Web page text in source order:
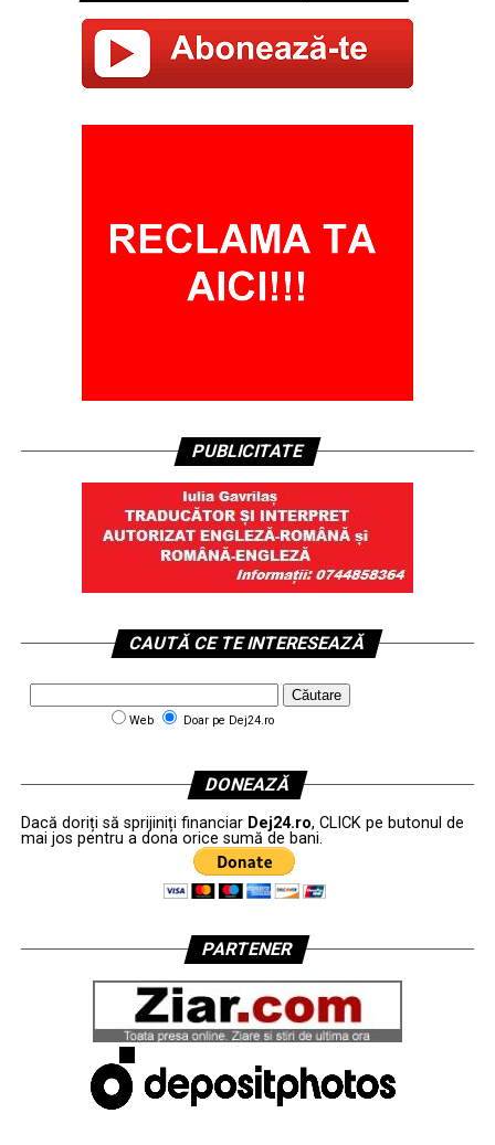
PUBLICITATE
CAUTĂ CE TE INTERESEAZĂ
Web Doar pe Dej24.ro
DONEAZĂ
Dacă doriți să sprijiniți financiar Dej24.ro, CLICK pe butonul de
mai jos pentru a dona orice sumă de bani.
PARTENER